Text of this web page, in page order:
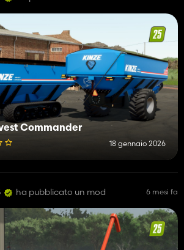
Commander
18 gennaio 2026
ha pubblicato un mod 6 mesi fa